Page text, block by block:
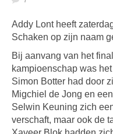
Addy Lont heeft
Schaken op zijn naam
Bij aanvang van het
kampioenschap was
Simon Botter had door
Migchiel de Jong en
Selwin Keuning zich
verschaft, maar ook de